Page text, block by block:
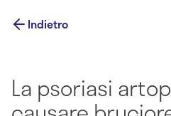
Indietro
La psoriasi